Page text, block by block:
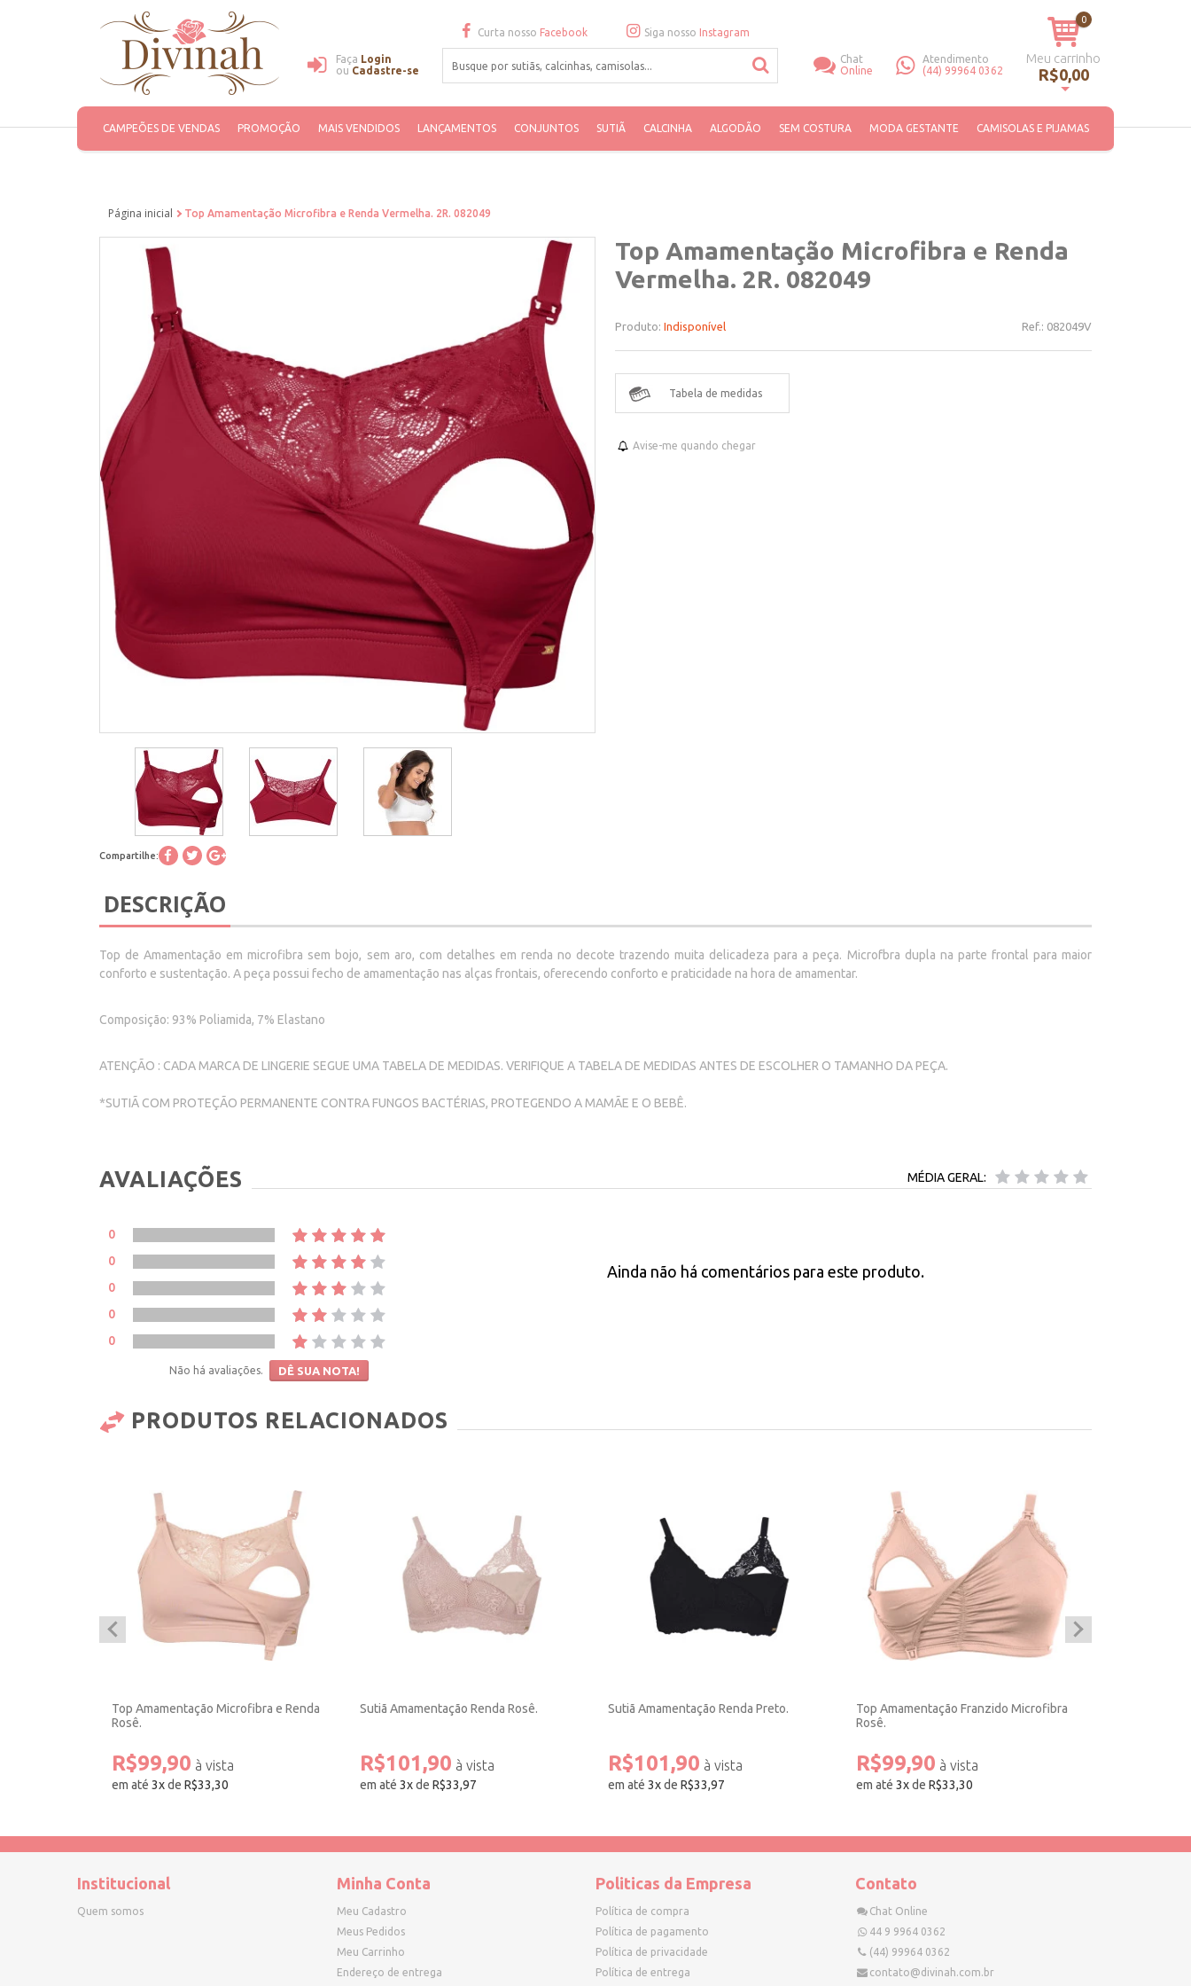
Faça Login
ou Cadastre-se
Curta nosso Facebook Siga nosso Instagram
Chat
Online
Atendimento
(44) 99964 0362
0
Meu carrinho
R$0,00
CAMPEÕES DE VENDAS PROMOÇÃO MAIS VENDIDOS LANÇAMENTOS CONJUNTOS SUTIÃ CALCINHA ALGODÃO SEM COSTURA MODA GESTANTE CAMISOLAS E PIJAMAS
Página inicial Top Amamentação Microfibra e Renda Vermelha. 2R. 082049
Compartilhe:
Top Amamentação Microfibra e Renda
Vermelha. 2R. 082049
Produto: Indisponível Ref.: 082049V
Tabela de medidas
Avise-me quando chegar
DESCRIÇÃO
Top de Amamentação em microfibra sem bojo, sem aro, com detalhes em renda no decote trazendo muita delicadeza para a peça. Microfbra dupla na parte frontal para maior
conforto e sustentação. A peça possui fecho de amamentação nas alças frontais, oferecendo conforto e praticidade na hora de amamentar.
Composição: 93% Poliamida, 7% Elastano
ATENÇÃO : CADA MARCA DE LINGERIE SEGUE UMA TABELA DE MEDIDAS. VERIFIQUE A TABELA DE MEDIDAS ANTES DE ESCOLHER O TAMANHO DA PEÇA.
*SUTIÃ COM PROTEÇÃO PERMANENTE CONTRA FUNGOS BACTÉRIAS, PROTEGENDO A MAMÃE E O BEBÊ.
AVALIAÇÕES MÉDIA GERAL:
Ainda não há comentários para este produto.
0
0
0
0
0
Não há avaliações. DÊ SUA NOTA!
PRODUTOS RELACIONADOS
Top Amamentação Microfibra e Renda
Rosê.
R$99,90
em até 3xde R$33,30
Sutiã Amamentação Renda Rosê.
R$101,90
em até 3xde R$33,97
Sutiã Amamentação Renda Preto.
R$101,90
em até 3xde R$33,97
Top Amamentação Franzido Microfibra
Rosê.
R$99,90
em até 3xde R$33,30
Institucional
Quem somos
Minha Conta
Meu Cadastro
Meus Pedidos
Meu Carrinho
Endereço de entrega
Politicas da Empresa
Política de compra
Política de pagamento
Política de privacidade
Política de entrega
Contato
Chat Online
44 9 9964 0362
(44) 99964 0362
contato@divinah.com.br